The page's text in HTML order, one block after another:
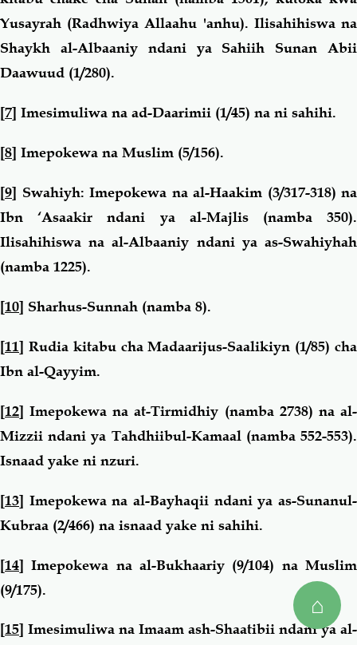
⌂
Yusayrah (Radhwiya Allaahu 'anhu). Ilisahihiswa na
Shaykh al-Albaaniy ndani ya Sahiih Sunan Abii
Daawuud (1/280).
[7] Imesimuliwa na ad-Daarimii (1/45) na ni sahihi.
[8] Imepokewa na Muslim (5/156).
[9] Swahiyh: Imepokewa na al-Haakim (3/317-318) na
Ibn ‘Asaakir ndani ya al-Majlis (namba 350).
Ilisahihiswa na al-Albaaniy ndani ya as-Swahiyhah
(namba 1225).
[10] Sharhus-Sunnah (namba 8).
[11] Rudia kitabu cha Madaarijus-Saalikiyn (1/85) cha
Ibn al-Qayyim.
[12] Imepokewa na at-Tirmidhiy (namba 2738) na al-
Mizzii ndani ya Tahdhiibul-Kamaal (namba 552-553).
Isnaad yake ni nzuri.
[13] Imepokewa na al-Bayhaqii ndani ya as-Sunanul-
Kubraa (2/466) na isnaad yake ni sahihi.
[14] Imepokewa na al-Bukhaariy (9/104) na Muslim
(9/175).
[15] Imesimuliwa na Imaam ash-Shaatibii ndani ya al-